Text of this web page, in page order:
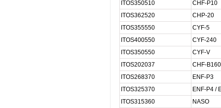
ITOS350510
CHF-P10
ITOS362520
CHP-20
ITOS355550
CYF-5
ITOS400550
CYF-240
ITOS350550
CYF-V
ITOS202037
CHF-B160
ITOS268370
ENF-P3
ITOS325370
ENF-P4 /
ITOS315360
NASO